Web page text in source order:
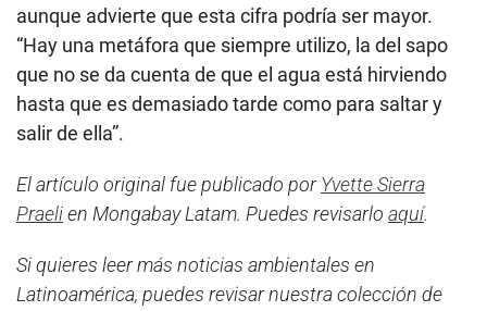
aunque advierte que esta cifra podría ser mayor.
“Hay una metáfora que siempre utilizo, la del sapo
que no se da cuenta de que el agua está hirviendo
hasta que es demasiado tarde como para saltar y
salir de ella”.
El artículo original fue publicado porYvette Sierra
Praelien Mongabay Latam. Puedes revisarlo aquí.
Si quieres leer más noticias ambientales en
Latinoamérica, puedes revisar nuestra colección de